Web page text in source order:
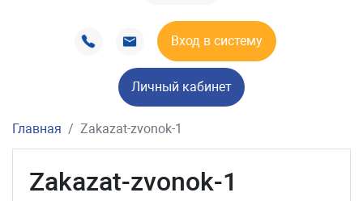
Вход в систему
Личный кабинет
Главная Zakazat-zvonok-1
Zakazat-zvonok-1